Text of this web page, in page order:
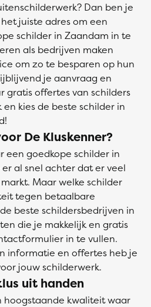
Dan ben je
juiste adres om een
schilder in Zaandam in te
als bedrijven maken
om zo te besparen op hun
je aanvraag en
gratis offertes van schilders
kies de beste schilder in
De Kluskenner?
een goedkope schilder in
al snel achter dat er veel
Maar welke schilder
tegen betaalbare
beste schildersbedrijven in
die je makkelijk en gratis
in te vullen.
informatie en offertes heb je
jouw schilderwerk.
uit handen
hoogstaande kwaliteit waar